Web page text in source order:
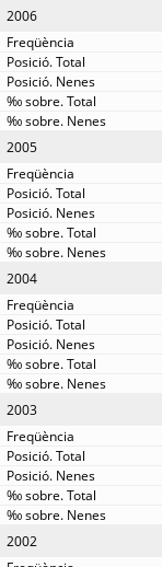
2006
2005
2004
2003
2002